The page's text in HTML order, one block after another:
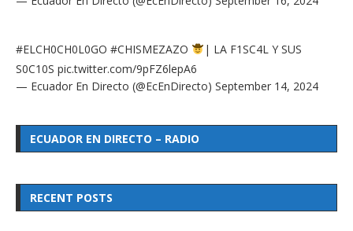
#ELCH0CH0L0GO #CHISMEZAZO
| LA F1SC4L Y SUS
S0C10S pic.twitter.com/9pFZ6lepA6
— Ecuador En Directo (@EcEnDirecto) September 14, 2024
ECUADOR EN DIRECTO – RADIO
RECENT POSTS